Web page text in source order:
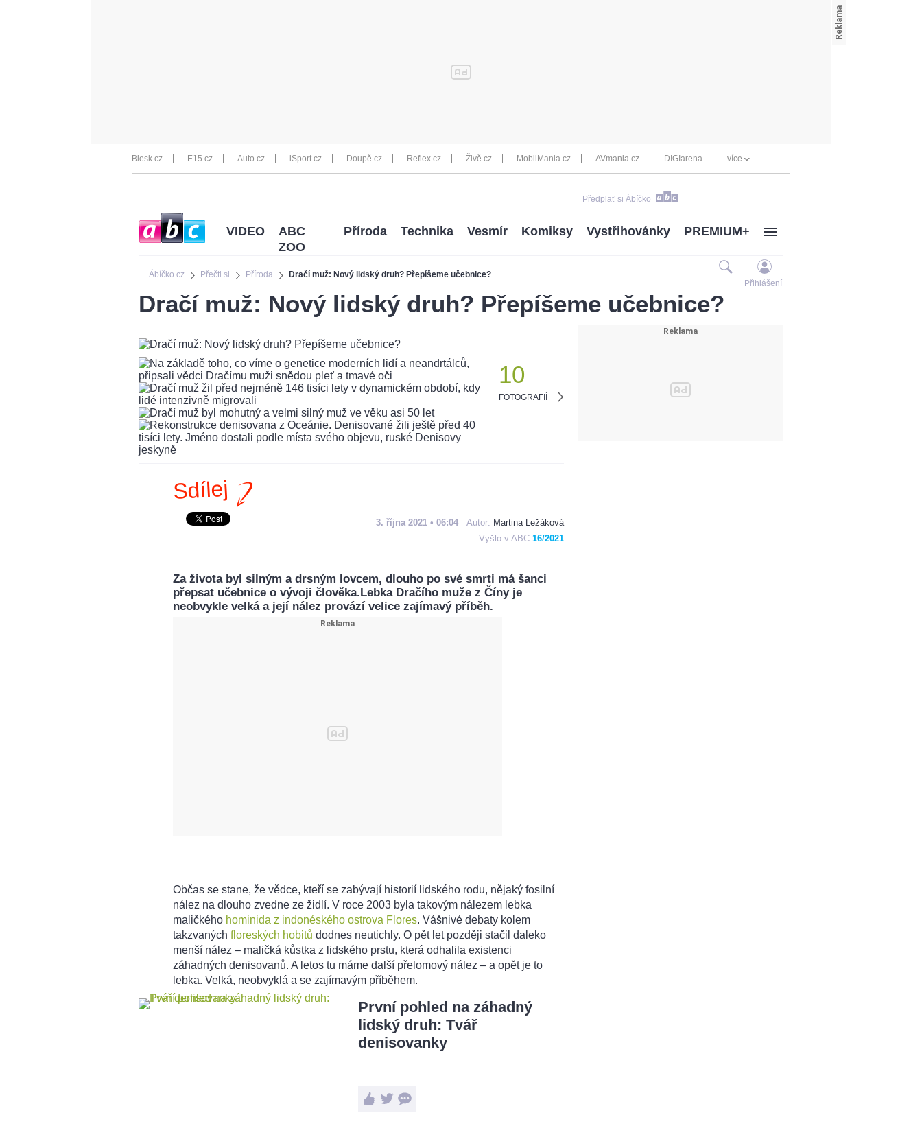
Blesk.cz E15.cz Auto.cz iSport.cz Doupě.cz Reflex.cz Živě.cz MobilMania.cz AVmania.cz DIGIarena více
Předplať si Ábíčko
Ábíčko.cz Přečti si Příroda Dračí muž: Nový lidský druh? Přepíšeme učebnice?
VIDEO
ABC
ZOO
Příroda Technika Vesmír Komiksy Vystřihovánky PREMIUM+
Přihlášení
Dračí muž: Nový lidský druh? Přepíšeme učebnice?
10
FOTOGRAFIÍ
Sdílej
3. října 2021 • 06:04 Autor: Martina Ležáková
Vyšlo v ABC 16/2021
Za života byl silným a drsným lovcem, dlouho po své smrti má šanci
přepsat učebnice o vývoji člověka.Lebka Dračího muže z Číny je
neobvykle velká a její nález provází velice zajímavý příběh.
Občas se stane, že vědce, kteří se zabývají historií lidského rodu, nějaký fosilní
nález na dlouho zvedne ze židlí. V roce 2003 byla takovým nálezem lebka
maličkého hominida z indonéského ostrova Flores. Vášnivé debaty kolem
takzvaných floreských hobitů dodnes neutichly. O pět let později stačil daleko
menší nález – maličká kůstka z lidského prstu, která odhalila existenci
záhadných denisovanů. A letos tu máme další přelomový nález – a opět je to
lebka. Velká, neobvyklá a se zajímavým příběhem.
První pohled na záhadný
lidský druh: Tvář
denisovanky